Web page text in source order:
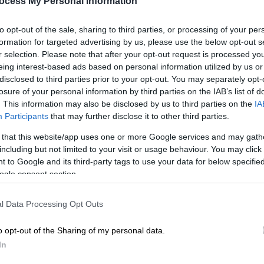
opt-out of the sale, sharing to third parties, or processing of your
for targeted advertising by us, please use the below opt-out
selection. Please note that after your opt-out request is processed
interest-based ads based on personal information utilized by us
to third parties prior to your opt-out. You may separately
of your personal information by third parties on the IAB’s list of
This information may also be disclosed by us to third parties on the
Participants that may further disclose it to other third parties.
that this website/app uses one or more Google services and may
but not limited to your visit or usage behaviour. You may
to Google and its third-party tags to use your data for below
consent section.
Data Processing Opt Outs
opt-out of the Sharing of my personal data.
το ΕΘΝΟΣ στη Google
με τακρέατανα έχουν την τιμητική τους
.
το κρεοπωλείο έναντι